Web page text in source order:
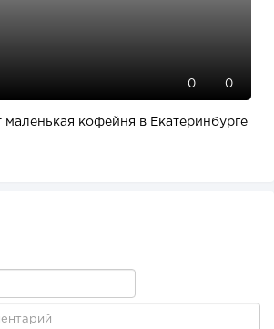
0 0
кофейня в Екатеринбурге